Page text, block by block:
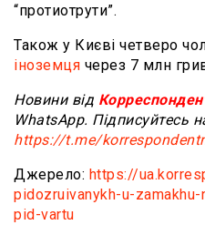
“протиотрути”.
Також у Києві четверо
іноземця через 7 млн
Новини від
WhatsApp. Підписуйтесь
https://t.me/
Джерело: https://
pidozruivanykh-u-
pid-vartu